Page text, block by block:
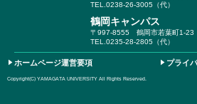
TEL.0238-26-3005（代）
鶴岡キャンパス
〒997-8555 鶴岡市若葉町1-23
TEL.0235-28-2805（代）
ホームページ運営要項 プライ
Copyright(C) YAMAGATA UNIVERSITY All Rights Reserved.